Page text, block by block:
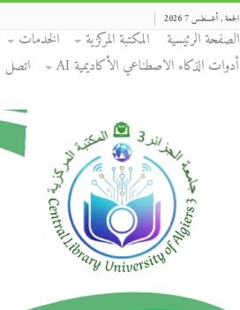
الجمعة , أغسطس 7 2026
الصفحة الرئيسية المكتبة المركزية الخدمات
أدوات الذكاء الاصطناعي الأكاديمية AI
اتصل